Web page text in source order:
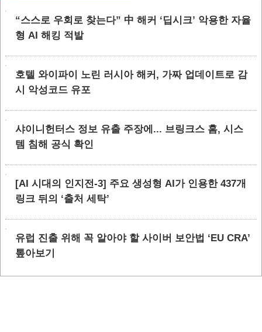
“스스로 우회로 찾는다” 中 해커 ‘딥시크’ 악용한 자율
형 AI 해킹 적발
호텔 와이파이 노린 러시아 해커, 가짜 업데이트로 감
시 악성코드 유포
샤이니헌터스 정보 유출 주장에... 브링크스 홈, 시스
템 침해 공식 확인
[AI 시대의 인지전-3] 주요 생성형 AI가 인용한 437개
링크 뒤의 ‘출처 세탁’
유럽 진출 위해 꼭 알아야 할 사이버 보안법 ‘EU CRA’
톺아보기